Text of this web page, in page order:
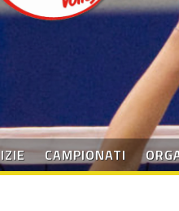
CAMPIONATI